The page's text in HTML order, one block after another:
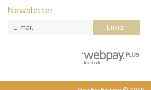
Newsletter
Enviar